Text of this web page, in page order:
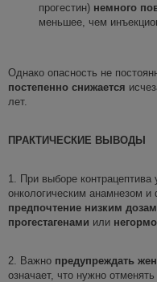
прогестин) немного
меньшее, чем
Однако опасность не
постепенно снижается
лет.
ПРАКТИЧЕСКИЕ ВЫВОДЫ
1. При выборе
онкологическим анамнезом
предпочтение низким
прогестагенами или
2. Важно предупреждать
означает, что нужно